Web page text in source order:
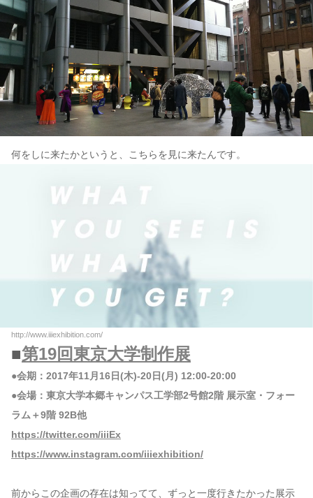
何をしに来たかというと、こちらを見に来たんです。
http://www.iiiexhibition.com/
■第19回東京大学制作展
●会期：2017年11月16日(木)-20日(月) 12:00-20:00
●会場：東京大学本郷キャンパス工学部2号館2階 展示室・フォー
ラム＋9階 92B他
https://twitter.com/iiiEx
https://www.instagram.com/iiiexhibition/
前からこの企画の存在は知ってて、ずっと一度行きたかった展示